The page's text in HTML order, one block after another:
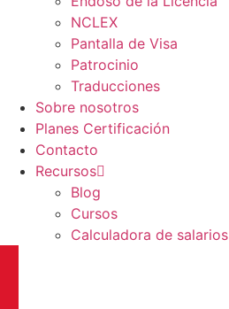
NCLEX
Pantalla de Visa
Patrocinio
Traducciones
Sobre nosotros
Planes Certificación
Contacto
Recursos
Blog
Cursos
Calculadora de salarios